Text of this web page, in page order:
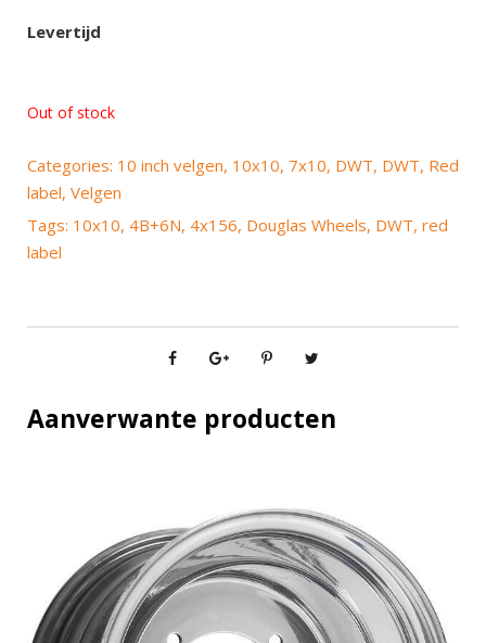
Levertijd
Out of stock
Categories: 10 inch velgen, 10x10, 7x10, DWT, DWT, Red
label, Velgen
Tags: 10x10, 4B+6N, 4x156, Douglas Wheels, DWT, red
label
Aanverwante producten